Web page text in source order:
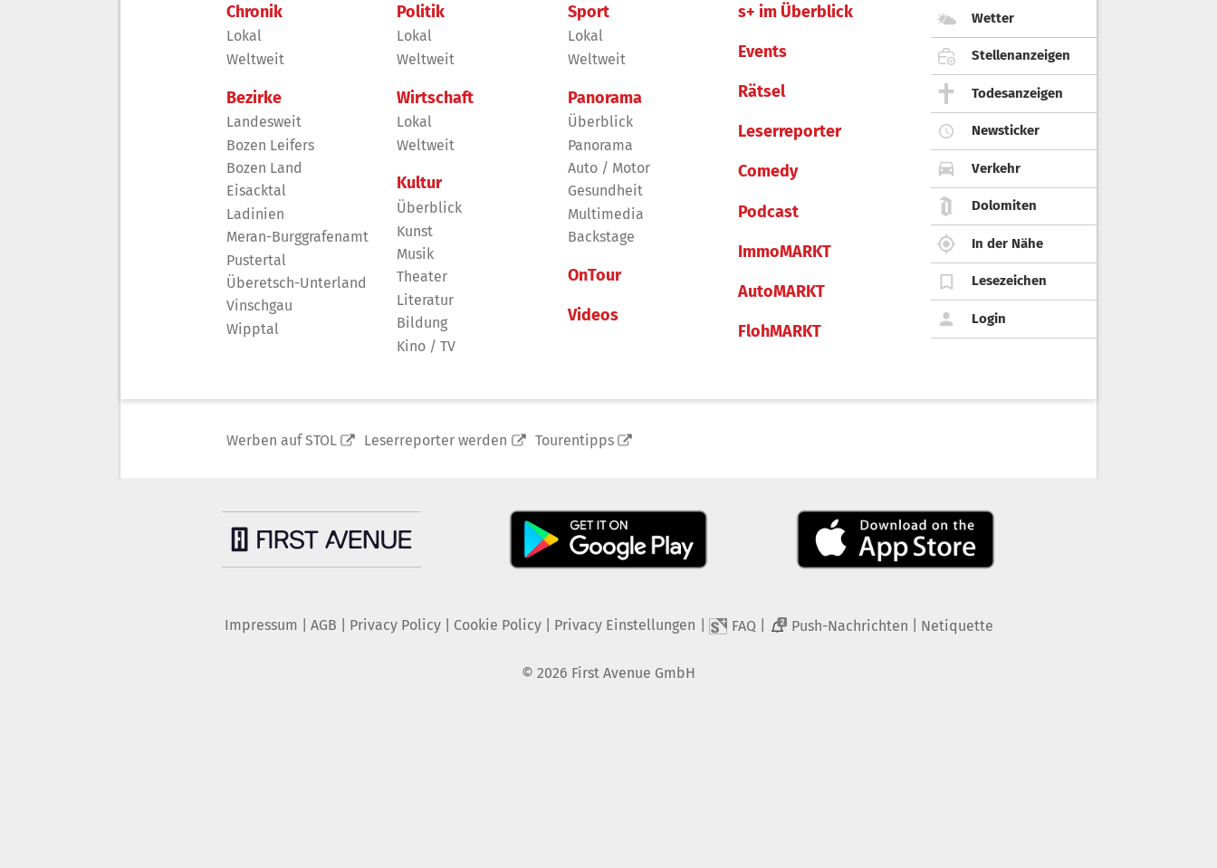
Chronik
Lokal
Weltweit
Bezirke
Landesweit
Bozen Leifers
Bozen Land
Eisacktal
Ladinien
Meran-Burggrafenamt
Pustertal
Überetsch-Unterland
Vinschgau
Wipptal
Politik
Lokal
Weltweit
Wirtschaft
Lokal
Weltweit
Kultur
Überblick
Kunst
Musik
Theater
Literatur
Bildung
Kino / TV
Sport
Lokal
Weltweit
Panorama
Überblick
Panorama
Auto / Motor
Gesundheit
Multimedia
Backstage
OnTour
Videos
s+ im Überblick
Events
Rätsel
Leserreporter
Comedy
Podcast
ImmoMARKT
AutoMARKT
FlohMARKT
Wetter
Stellenanzeigen
Todesanzeigen
Newsticker
Verkehr
Dolomiten
In der Nähe
Lesezeichen
Login
Werben auf STOL Leserreporter werden Tourentipps
Impressum AGB Privacy Policy| Cookie Policy| Privacy Einstellungen FAQ 2 Push-Nachrichten Netiquette
© 2026 First Avenue GmbH